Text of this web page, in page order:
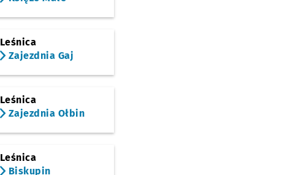
Leśnica
Zajezdnia Gaj
Leśnica
Zajezdnia Ołbin
Leśnica
Biskupin